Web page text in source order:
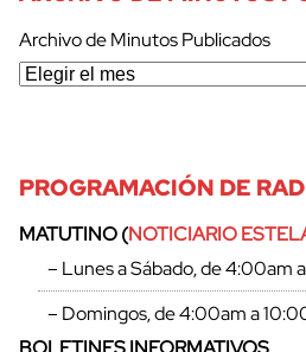
Archivo de Minutos Publicados
PROGRAMACIÓN DE
MATUTINO (NOTICIARIO
– Lunes a Sábado, de 4:00am
– Domingos, de 4:00am a